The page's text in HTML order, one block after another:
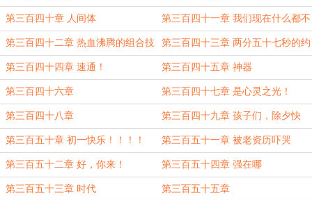
第三百四十章 人间体 第三百四十一章 我们现在什么都不
缺了！
第三百四十二章 热血沸腾的组合技 第三百四十三章 两分五十七秒的约
定
第三百四十四章 速通！ 第三百四十五章 神器
第三百四十六章 第三百四十七章 是心灵之光！
第三百四十八章 第三百四十九章 孩子们，除夕快
乐！
第三百五十章 初一快乐！！！！ 第三百五十一章 被老资历吓哭
第三百五十二章 好，你来！ 第三百五十四章 强在哪
第三百五十三章 时代 第三百五十五章